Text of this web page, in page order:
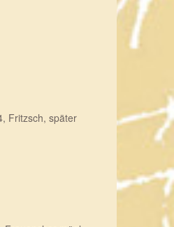
Fritzsch, später